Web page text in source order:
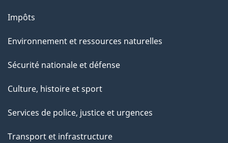
Impôts
Environnement et ressources naturelles
Sécurité nationale et défense
Culture, histoire et sport
Services de police, justice et urgences
Transport et infrastructure